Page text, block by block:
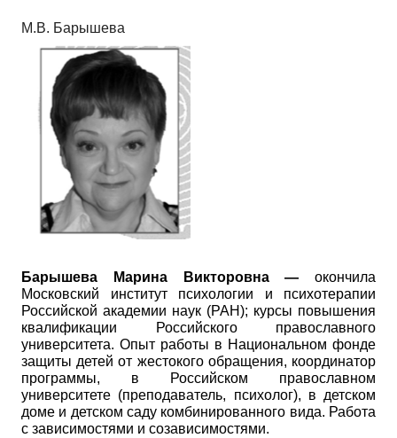
М.В. Барышева
Барышева Марина Викторовна — окончила
Московский институт психологии и психотерапии
Российской академии наук (РАН); курсы повышения
квалификации Российского православного
университета. Опыт работы в Национальном фонде
защиты детей от жестокого обращения, координатор
программы, в Российском православном
университете (преподаватель, психолог), в детском
доме и детском саду комбинированного вида. Работа
с зависимостями и созависимостями.